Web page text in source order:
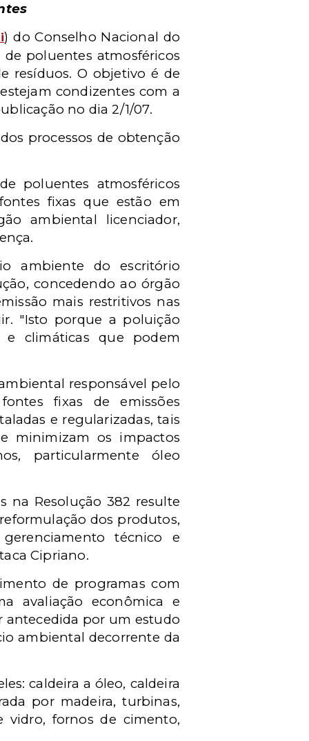
) do Conselho Nacional do
poluentes atmosféricos
resíduos. O objetivo é de
condizentes com a
no dia 2/1/07.
processos de obtenção
poluentes atmosféricos
fixas que estão em
ambiental licenciador,
ambiente do escritório
concedendo ao órgão
mais restritivos nas
"Isto porque a poluição
e climáticas que podem
responsável pelo
fixas de emissões
e regularizadas, tais
minimizam os impactos
particularmente óleo
na Resolução 382 resulte
dos produtos,
técnico e
Cipriano.
de programas com
avaliação econômica e
antecedida por um estudo
ambiental decorrente da
caldeira a óleo, caldeira
por madeira, turbinas,
vidro, fornos de cimento,